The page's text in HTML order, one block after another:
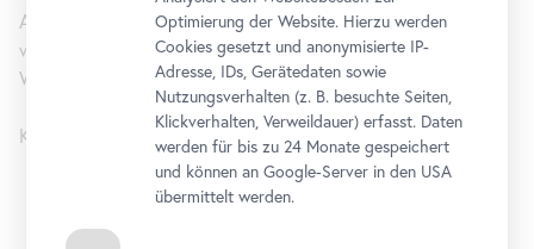
Ausstellung in der ReiheIM BLICKversucht nachzuzeichnen,
welche Bedeutungswandel diese groben Eingriffe in das
Werk zweier Künstler zur Folge hatten.
Kuratiert von Katharina Lovecky.
Oberes Belvedere
Optimierung der Website. Hierzu werden
Cookies gesetzt und anonymisierte IP-
Adresse, IDs, Gerätedaten sowie
Nutzungsverhalten (z. B. besuchte Seiten,
Klickverhalten, Verweildauer) erfasst. Daten
werden für bis zu 24 Monate gespeichert
und können an Google-Server in den USA
übermittelt werden.